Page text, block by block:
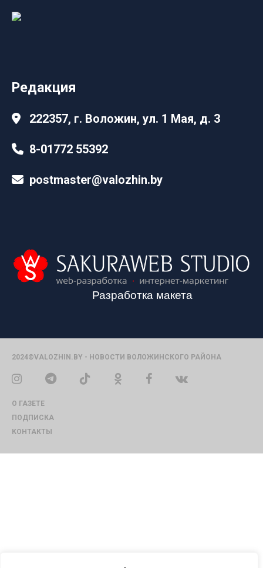
Редакция
222357, г. Воложин, ул. 1 Мая, д. 3
8-01772 55392
postmaster@valozhin.by
Разработка макета
2024©VALOZHIN.BY - НОВОСТИ ВОЛОЖИНСКОГО РАЙОНА
О ГАЗЕТЕ
ПОДПИСКА
КОНТАКТЫ